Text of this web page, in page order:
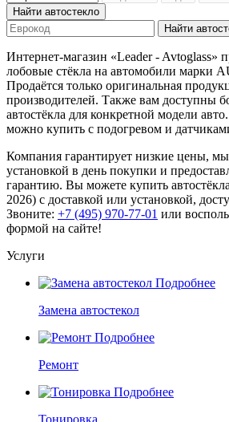
Найти автостекло
Найти
Интернет-магазин «Leader - Avtoglass»
лобовые стёкла на автомобили марки
Продаётся только оригинальная
производителей. Также вам доступны
автостёкла для конкретной модели
можно купить с подогревом и
Компания гарантирует низкие цены,
установкой в день покупки и
гарантию. Вы можете купить
2026) с доставкой или установкой,
Звоните: +7 (495) 970-77-01 или
формой на сайте!
Услуги
Подробнее
Замена автостекол
Подробнее
Ремонт
Подробнее
Тонировка